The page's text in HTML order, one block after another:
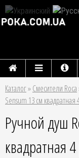
Каталог»Смесители Roca
Sensum 13 см квадратная
Ручной душ
квадратная